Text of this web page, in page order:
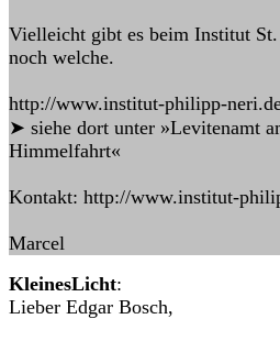
Vielleicht gibt es beim Institut
noch welche.
http://www.institut-philipp-
➤ siehe dort unter »Levitenamt
Himmelfahrt«
Kontakt: http://www.institut-
Marcel
KleinesLicht:
Lieber Edgar Bosch,